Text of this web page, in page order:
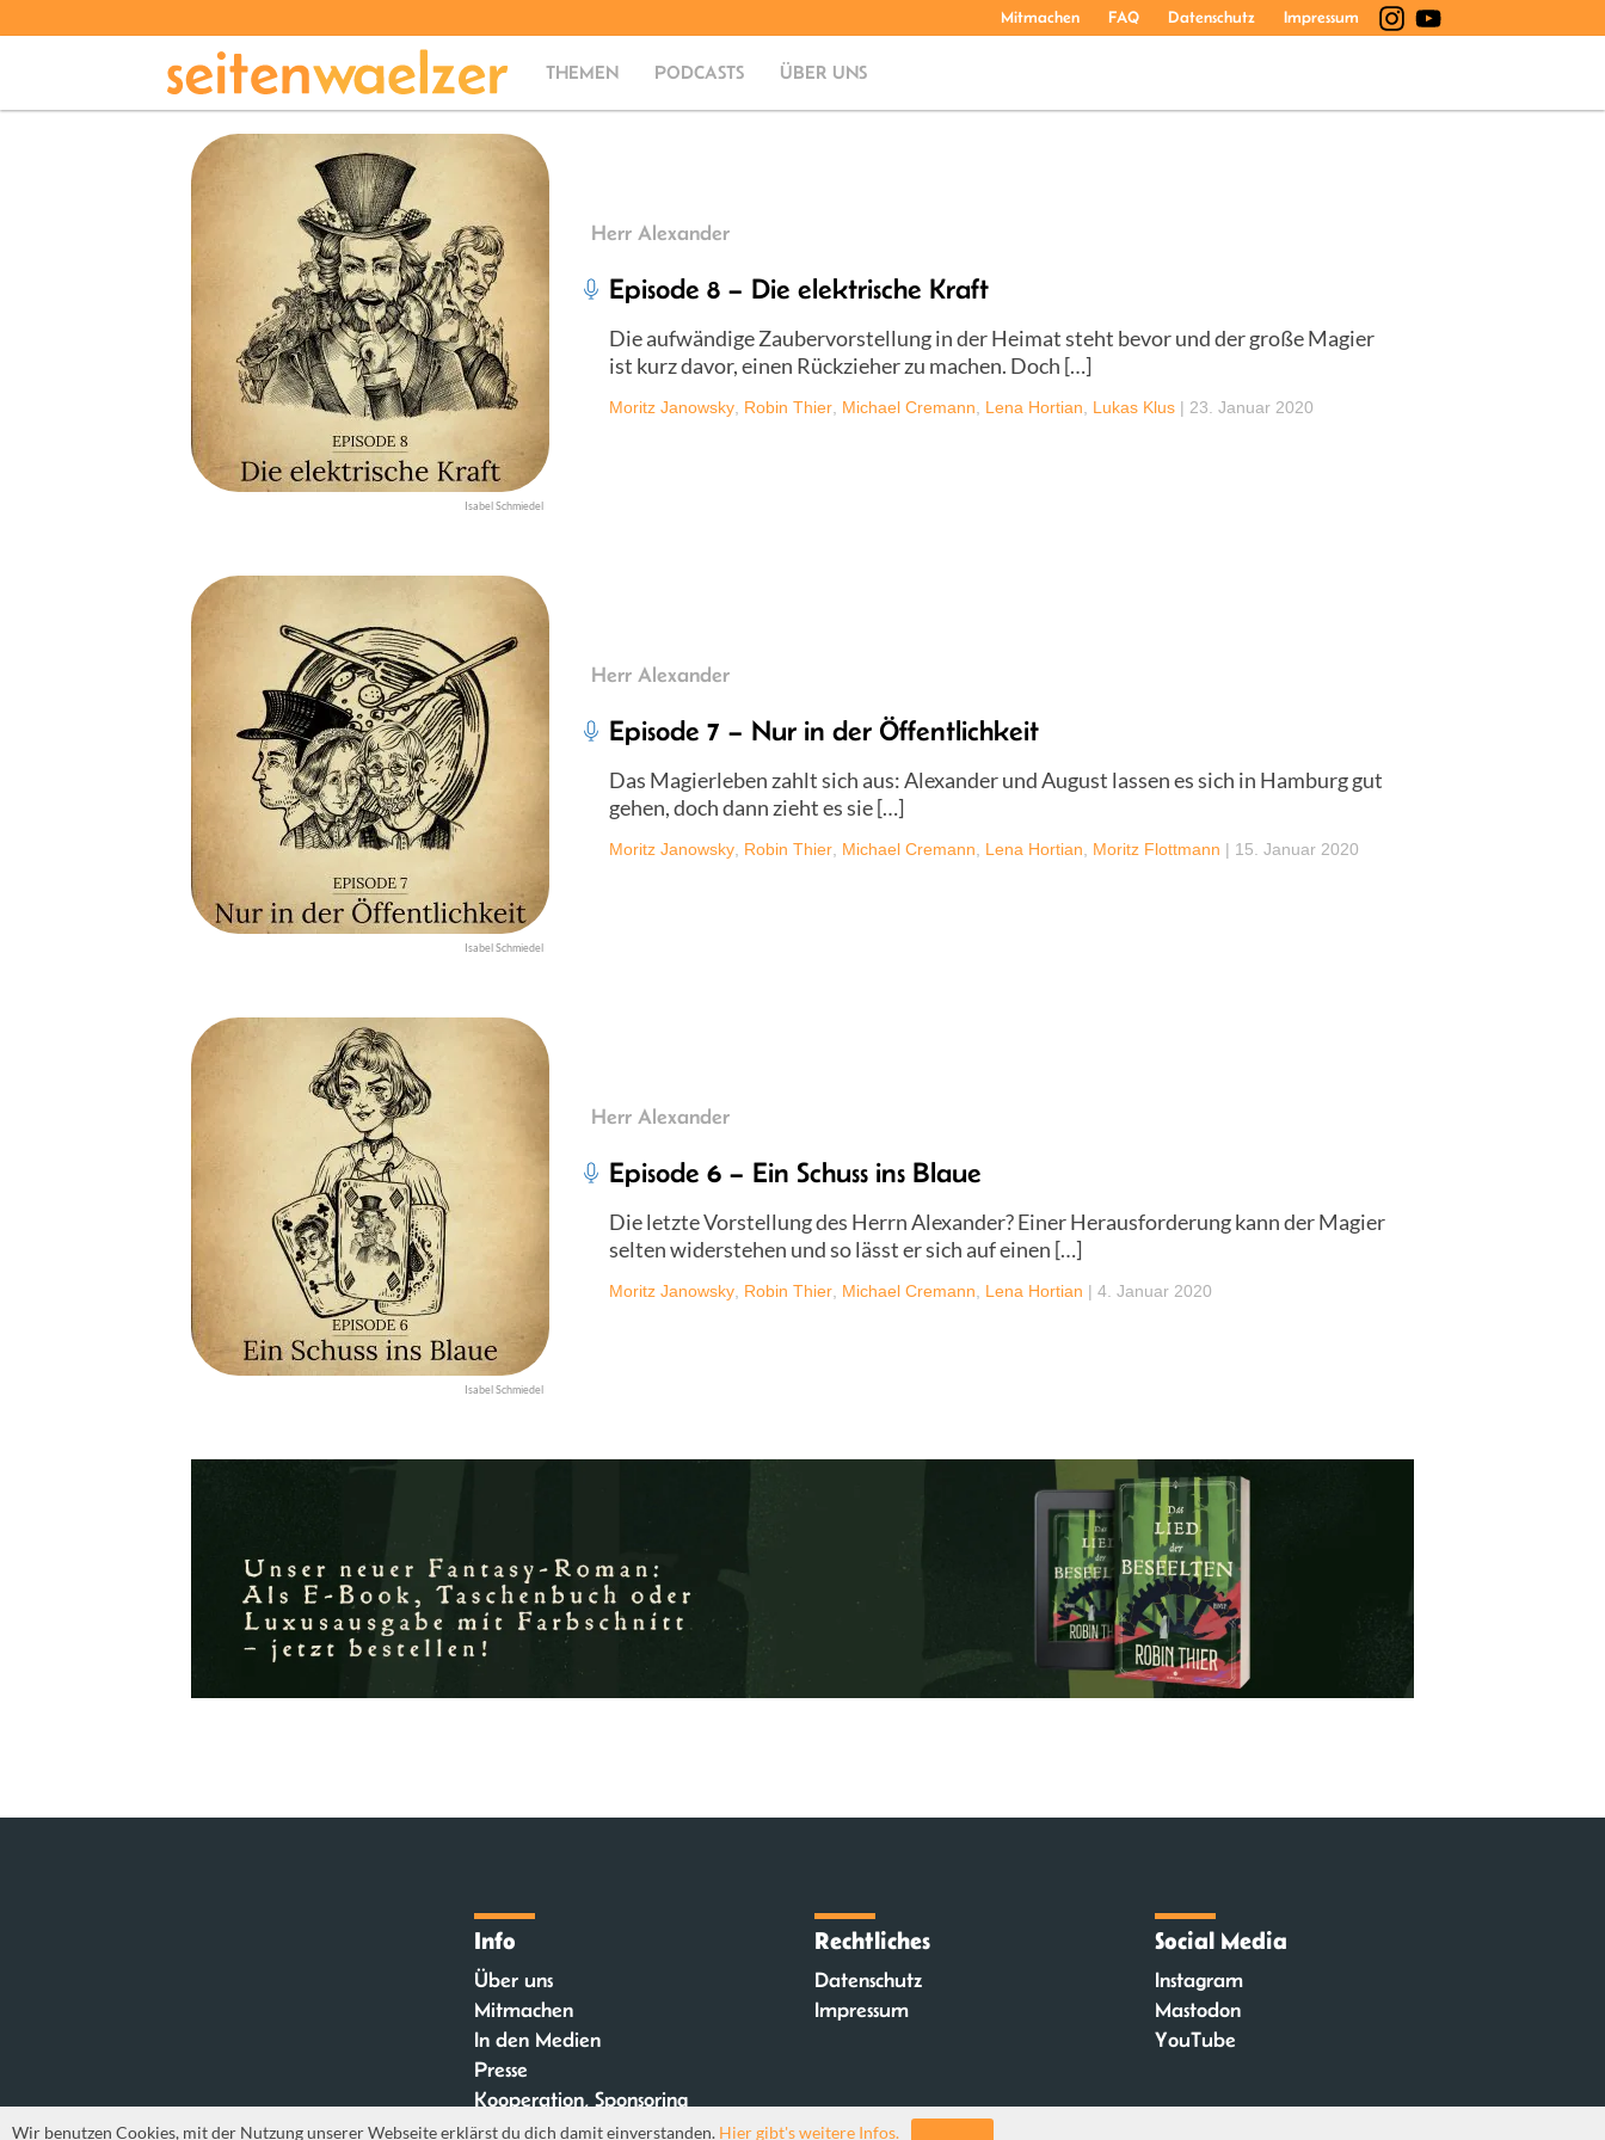
Mitmachen FAQ Datenschutz Impressum
THEMEN PODCASTS ÜBER UNS
Isabel Schmiedel
Herr Alexander
Episode 8 – Die elektrische Kraft
Die aufwändige Zaubervorstellung in der Heimat steht bevor und der große Magier
ist kurz davor, einen Rückzieher zu machen. Doch […]
Moritz Janowsky Robin Thier Michael Cremann Lena Hortian Lukas Klus | 23. Januar 2020
Isabel Schmiedel
Herr Alexander
Episode 7 – Nur in der Öffentlichkeit
Das Magierleben zahlt sich aus: Alexander und August lassen es sich in Hamburg gut
gehen, doch dann zieht es sie […]
Moritz Janowsky Robin Thier Michael Cremann Lena Hortian Moritz Flottmann | 15. Januar 2020
Isabel Schmiedel
Herr Alexander
Episode 6 – Ein Schuss ins Blaue
Die letzte Vorstellung des Herrn Alexander? Einer Herausforderung kann der Magier
selten widerstehen und so lässt er sich auf einen […]
Moritz Janowsky Robin Thier Michael Cremann Lena Hortian | 4. Januar 2020
Info
Über uns
Mitmachen
In den Medien
Presse
Kooperation, Sponsoring
FAQ
Rechtliches
Datenschutz
Impressum
Social Media
Instagram
Mastodon
YouTube
Wir benutzen Cookies, mit der Nutzung unserer Webseite erklärst du dich damit einverstanden. Hier gibt's weitere Infos.